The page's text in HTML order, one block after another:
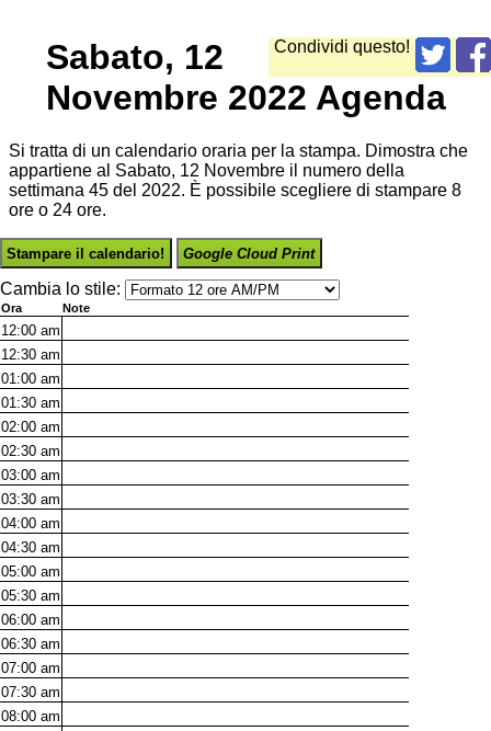
Condividi questo!
Sabato, 12
Novembre 2022 Agenda
Si tratta di un calendario oraria per la stampa. Dimostra che
appartiene al Sabato, 12 Novembre il numero della
settimana 45 del 2022. È possibile scegliere di stampare 8
ore o 24 ore.
Stampare il calendario! Google Cloud Print
Cambia lo stile:
Ora Note
12:00 am
12:30 am
01:00 am
01:30 am
02:00 am
02:30 am
03:00 am
03:30 am
04:00 am
04:30 am
05:00 am
05:30 am
06:00 am
06:30 am
07:00 am
07:30 am
08:00 am